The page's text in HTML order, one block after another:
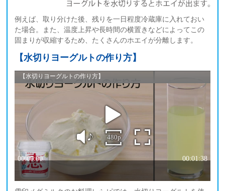
例えば、取り分けた後、残りを一日程度冷蔵庫に入れておい
た場合。また、温度上昇や長時間の横置きなどによってこの
固まりが収縮するため、たくさんのホエイが分離します。
【水切りヨーグルトの作り方】